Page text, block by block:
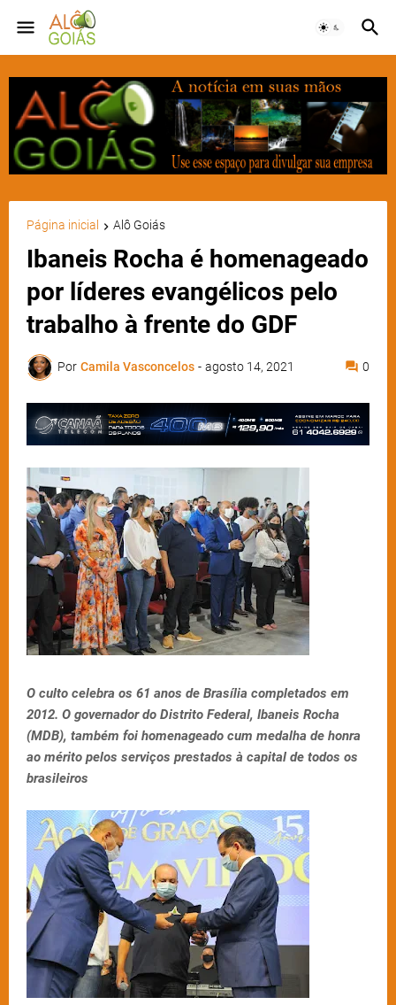
Página inicial Alô Goiás
Ibaneis Rocha é homenageado
por líderes evangélicos pelo
trabalho à frente do GDF
Por Camila Vasconcelos - agosto 14, 2021 0
O culto celebra os 61 anos de Brasília completados em
2012. O governador do Distrito Federal, Ibaneis Rocha
(MDB), também foi homenageado cum medalha de honra
ao mérito pelos serviços prestados à capital de todos os
brasileiros